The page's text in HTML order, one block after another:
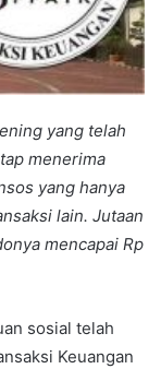
yang telah
menerima
yang hanya
lain. Jutaan
mencapai Rp
sosial telah
Keuangan